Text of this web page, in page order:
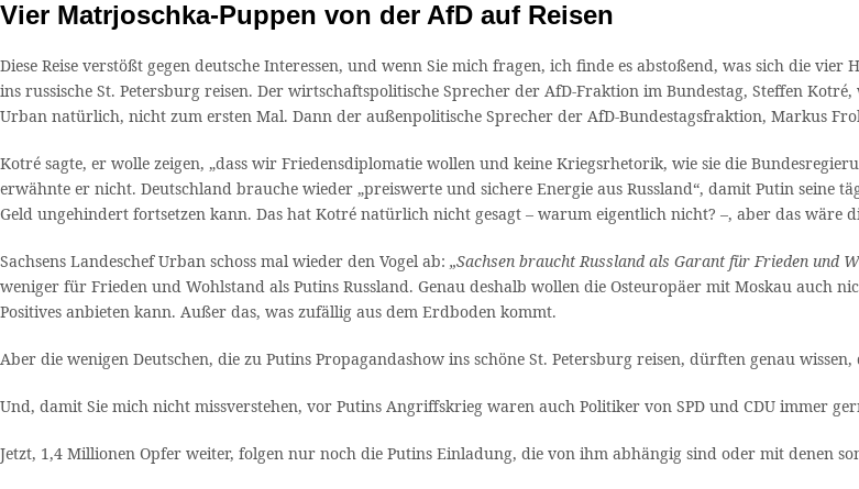
Vier Matrjoschka-Puppen von der AfD auf Reisen
Diese Reise verstößt gegen deutsche Interessen, und wenn Sie mich fragen, ich finde es abstoßend, was sich die
ins russische St. Petersburg reisen. Der wirtschaftspolitische Sprecher der AfD-Fraktion im Bundestag, Steffen
Urban natürlich, nicht zum ersten Mal. Dann der außenpolitische Sprecher der AfD-Bundestagsfraktion, Markus
Kotré sagte, er wolle zeigen, „dass wir Friedensdiplomatie wollen und keine Kriegsrhetorik, wie sie die
erwähnte er nicht. Deutschland brauche wieder „preiswerte und sichere Energie aus Russland“, damit Putin seine
Geld ungehindert fortsetzen kann. Das hat Kotré natürlich nicht gesagt – warum eigentlich nicht? –, aber das wäre
Sachsens Landeschef Urban schoss mal wieder den Vogel ab: „Sachsen braucht Russland als Garant für Frieden und
weniger für Frieden und Wohlstand als Putins Russland. Genau deshalb wollen die Osteuropäer mit Moskau auch
Positives anbieten kann. Außer das, was zufällig aus dem Erdboden kommt.
Aber die wenigen Deutschen, die zu Putins Propagandashow ins schöne St. Petersburg reisen, dürften genau
Und, damit Sie mich nicht missverstehen, vor Putins Angriffskrieg waren auch Politiker von SPD und CDU immer
Jetzt, 1,4 Millionen Opfer weiter, folgen nur noch die Putins Einladung, die von ihm abhängig sind oder mit denen